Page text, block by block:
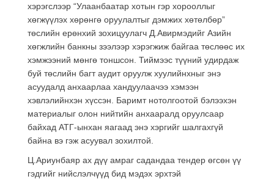
хэрэгслээр “Улаанбаатар хотын гэр хорооллыг
хөгжүүлэх хөрөнгө оруулалтыг дэмжих хөтөлбөр”
төслийн ерөнхий зохицуулагч Д.Авирмэдийг Азийн
хөгжлийн банкны зээлээр хэрэгжиж байгаа төслөөс их
хэмжээний мөнгө тоншсон. Тиймээс түүний удирдаж
буй төслийн багт аудит оруулж хуулийнхныг энэ
асуудалд анхаарлаа хандуулаачээ хэмээн
хэвлэлийнхэн хүссэн. Баримт нотолгоотой бэлээхэн
материалыг олон нийтийн анхааралд оруулсаар
байхад АТГ-ынхан яагаад энэ хэргийг шалгахгүй
байна вэ гэж асуувал зохилтой.
Ц.Ариунбаяр ах дүү амраг садандаа тендер өгсөн үү
гэдгийг нийслэлчүүд бид мэдэх эрхтэй